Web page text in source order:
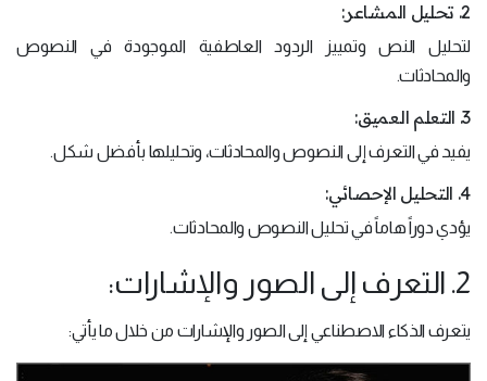
2. تحليل المشاعر:
لتحليل النص وتمييز الردود العاطفية الموجودة في النصوص
والمحادثات.
3. التعلم العميق:
يفيد في التعرف إلى النصوص والمحادثات، وتحليلها بأفضل شكل.
4. التحليل الإحصائي:
يؤدي دوراً هاماً في تحليل النصوص والمحادثات.
2. التعرف إلى الصور والإشارات:
يتعرف الذكاء الاصطناعي إلى الصور والإشارات من خلال ما يأتي: